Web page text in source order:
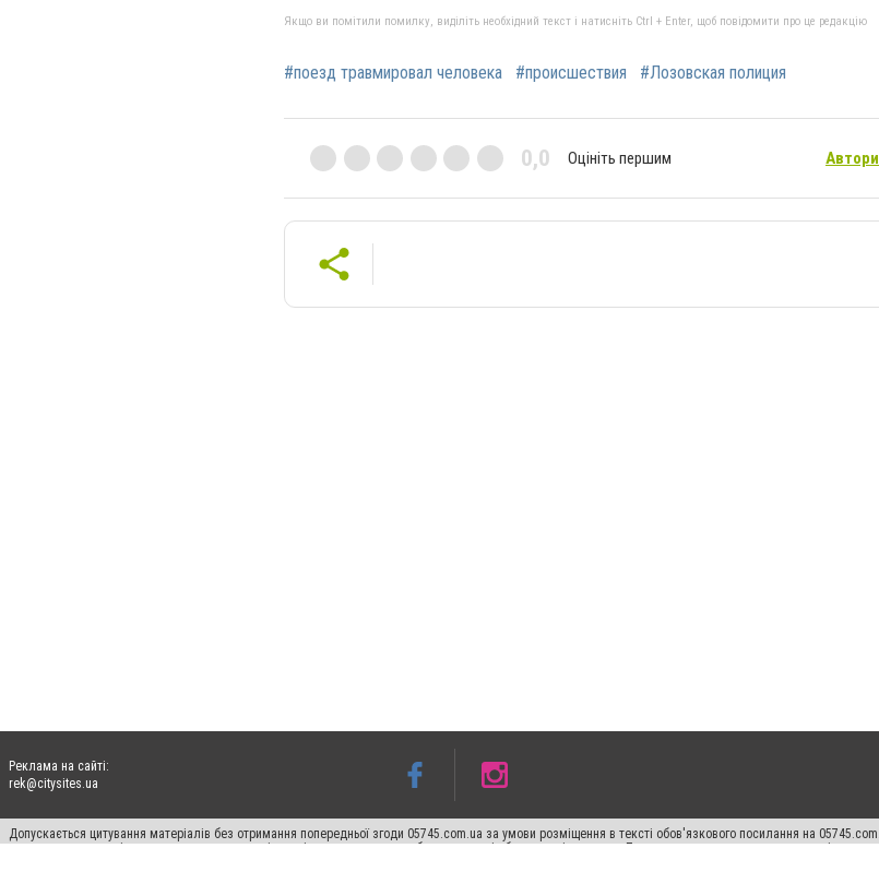
Якщо ви помітили помилку, виділіть необхідний текст і натисніть Ctrl + Enter, щоб повідомити про це редакцію
#поезд травмировал человека #происшествия #Лозовская полиция
0,0 Оцініть першим
Реклама на сайті:
rek@citysites.ua
Допускається цитування матеріалів без отримання попередньої згоди 05745.com.ua за умови розміщення в тексті обов'язкового посилання на
пошукових систем гіперпосилання на цитовані статті не нижче другого абзацу в тексті або в якості джерела. Порушення виняткових прав